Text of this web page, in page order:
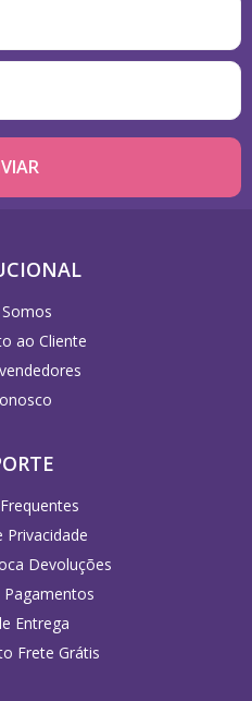
ao Cliente
Privacidade
Devoluções
Entrega
Frete Grátis